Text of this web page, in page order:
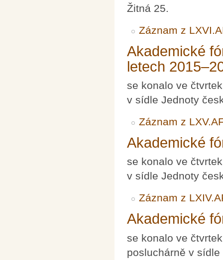
Žitná 25.
Záznam z
Akademické
letech
se konalo ve
v sídle Jednoty
Záznam z
Akademické
se konalo ve
v sídle Jednoty
Záznam z
Akademické
se konalo ve
posluchárně v